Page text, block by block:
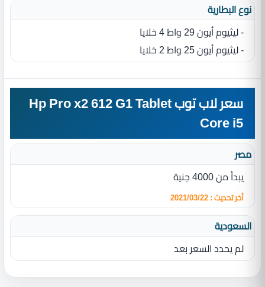
نوع البطارية‏
- ليثيوم أيون 29 واط 4 خلايا
- ليثيوم أيون 25 واط 2 خلايا
سعر لاب توب Hp Pro x2 612 G1 Tablet
Core i5
مصر
يبدأ من 4000 جنية
أخر تحديث : 2021/03/22
السعودية
لم يحدد السعر بعد